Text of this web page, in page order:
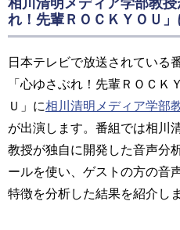
相川清明メディア学部教
れ！先輩ＲＯＣＫＹＯＵ
日本テレビで放送されている
「心ゆさぶれ！先輩ＲＯＣＫ
Ｕ」に相川清明メディア学部
が出演します。番組では相川
教授が独自に開発した音声分
ールを使い、ゲストの方の音
特徴を分析した結果を紹介しま